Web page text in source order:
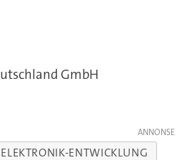
GmbH
ELEKTRONIK-ENTWICKLUNG